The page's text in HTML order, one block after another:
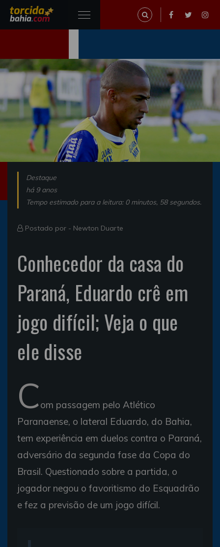
Destaque
há 9 anos
Tempo estimado para a leitura: 0 minutos, 58 segundos.
Postado por - Newton Duarte
Conhecedor da casa do
Paraná, Eduardo crê em
jogo difícil; Veja o que
ele disse
Com passagem pelo Atlético
Paranaense, o lateral Eduardo, do Bahia,
tem experiência em duelos contra o Paraná,
adversário da segunda fase da Copa do
Brasil. Questionado sobre a partida, o
jogador negou o favoritismo do Esquadrão
e fez a previsão de um jogo difícil.